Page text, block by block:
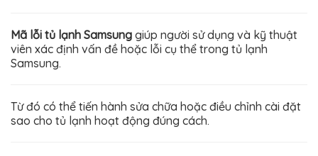
Mã lỗi tủ lạnh Samsung giúp người sử dụng và kỹ thuật
viên xác định vấn đề hoặc lỗi cụ thể trong tủ lạnh
Samsung.
Từ đó có thể tiến hành sửa chữa hoặc điều chỉnh cài đặt
sao cho tủ lạnh hoạt động đúng cách.